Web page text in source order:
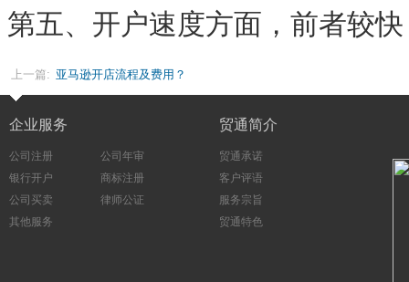
第五、开户速度方面，前者较
上一篇: 亚马逊开店流程及费用？
企业服务
公司注册
公司年审
银行开户
商标注册
公司买卖
律师公证
其他服务
贸通简介
贸通承诺
客户评语
服务宗旨
贸通特色